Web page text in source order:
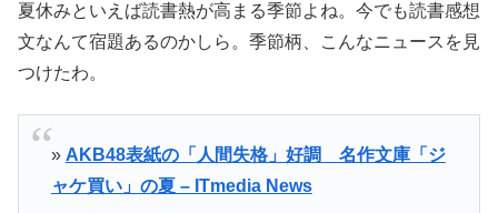
夏休みといえば読書熱が高まる季節よね。今でも読書感想
文なんて宿題あるのかしら。季節柄、こんなニュースを見
つけたわ。
» AKB48表紙の「人間失格」好調 名作文庫「ジ
ャケ買い」の夏 – ITmedia News